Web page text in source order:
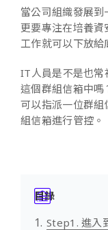
當公司組織發展到
更要專注在培養
工作就可以下放給
IT人員是不是也常
這個群組信箱中
可以指派一位群組
組信箱進行管控。
目錄
Step1. 進入